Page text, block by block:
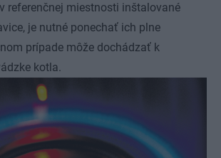
referenčnej miestnosti inštalované
je nutné ponechať ich plne
prípade môže dochádzať k
kotla.